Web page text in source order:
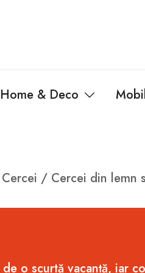
Home & Deco
Cercei / Cercei din lemn
o scurtă vacanță, iar